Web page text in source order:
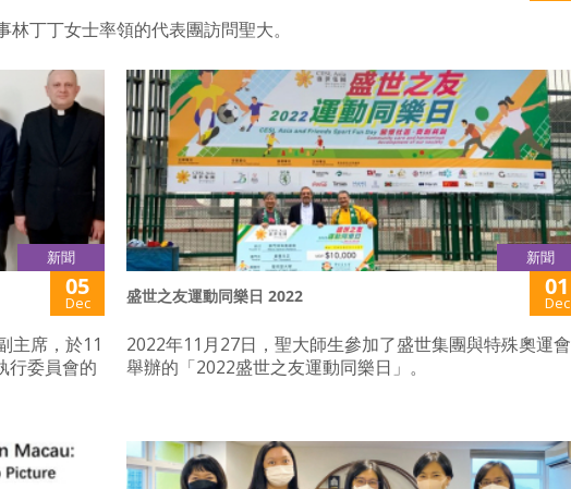
丁丁女士率領的代表團訪問聖大。
新聞
05
Dec
主席，於11
行委員會的
新聞
盛世之友運動同樂日 2022 01
Dec
2022年11月27日，聖大師生參加了盛世集團與特殊奧運會
舉辦的「2022盛世之友運動同樂日」。